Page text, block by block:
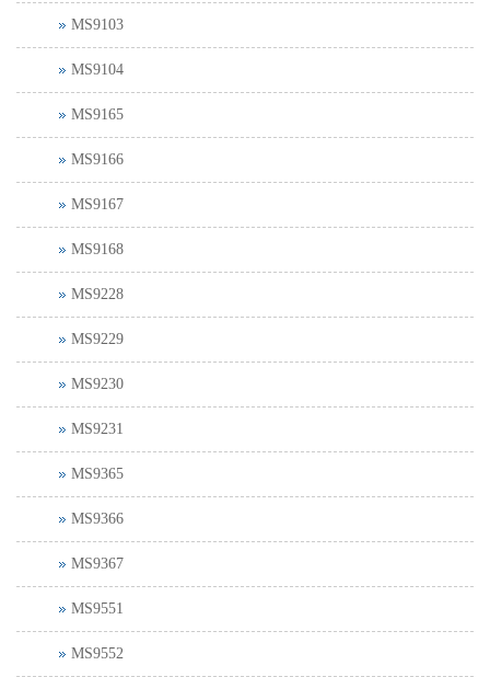
MS9103
MS9104
MS9165
MS9166
MS9167
MS9168
MS9228
MS9229
MS9230
MS9231
MS9365
MS9366
MS9367
MS9551
MS9552